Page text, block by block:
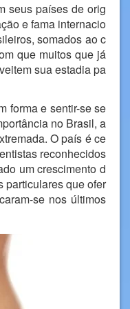
seus países de orig
e fama internacio
somados ao c
que muitos que já
sua estadia pa
forma e sentir-se se
no Brasil, a
O país é ce
reconhecidos
um crescimento d
particulares que ofer
se nos últimos